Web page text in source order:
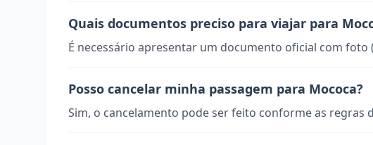
Quais documentos preciso para viajar para
É necessário apresentar um documento oficial com foto
Posso cancelar minha passagem para Mococa?
Sim, o cancelamento pode ser feito conforme as regras